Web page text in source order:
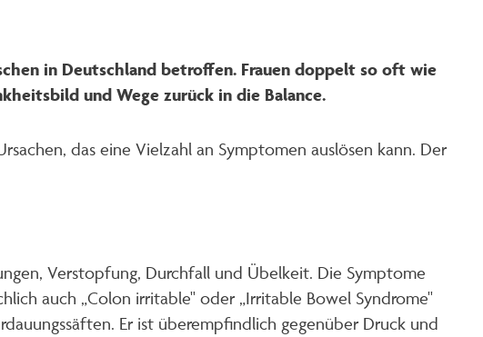
in Deutschland betroffen. Frauen doppelt so oft wie
und Wege zurück in die Balance.
das eine Vielzahl an Symptomen auslösen kann. Der
Verstopfung, Durchfall und Übelkeit. Die Symptome
auch „Colon irritable" oder „Irritable Bowel Syndrome"
Er ist überempfindlich gegenüber Druck und